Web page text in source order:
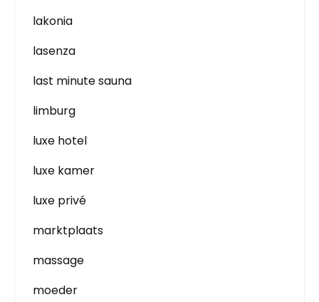
lakonia
lasenza
last minute sauna
limburg
luxe hotel
luxe kamer
luxe privé
marktplaats
massage
moeder